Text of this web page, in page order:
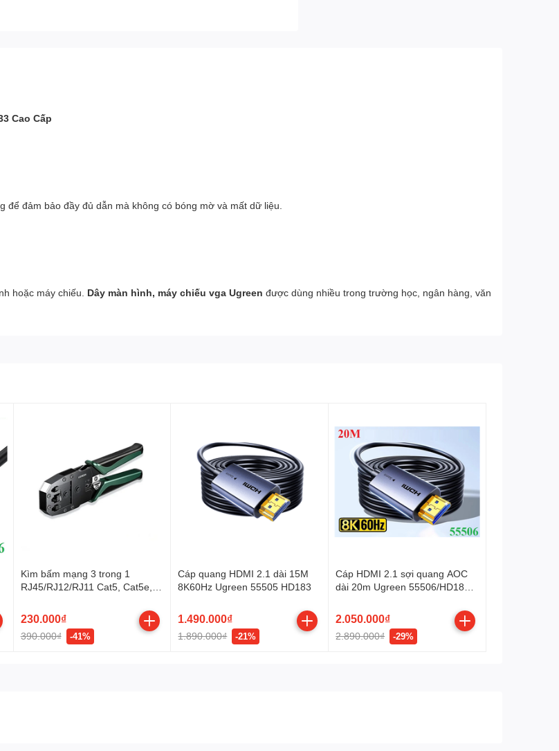
Cao Cấp
để đảm bảo đầy đủ dẫn mà không có bóng mờ và mất dữ liệu.
hoặc máy chiếu. Dây màn hình, máy chiếu vga Ugreen được dùng nhiều trong trường học, ngân hàng, văn
Kìm bấm mạng 3 trong 1
RJ45/RJ12/RJ11 Cat5, Cat5e,
230.000₫
390.000₫ -41%
Cáp quang HDMI 2.1 dài 15M
8K60Hz Ugreen 55505 HD183
1.490.000₫
1.890.000₫ -21%
Cáp HDMI 2.1 sợi quang AOC
dài 20m Ugreen 55506/HD183
2.050.000₫
2.890.000₫ -29%